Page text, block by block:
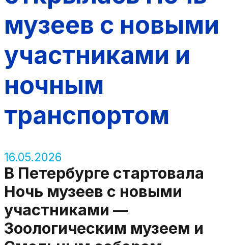
музеев с новыми
участниками и
ночным
транспортом
16.05.2026
В Петербурге стартовала
Ночь музеев с новыми
участниками —
Зоологическим музеем и